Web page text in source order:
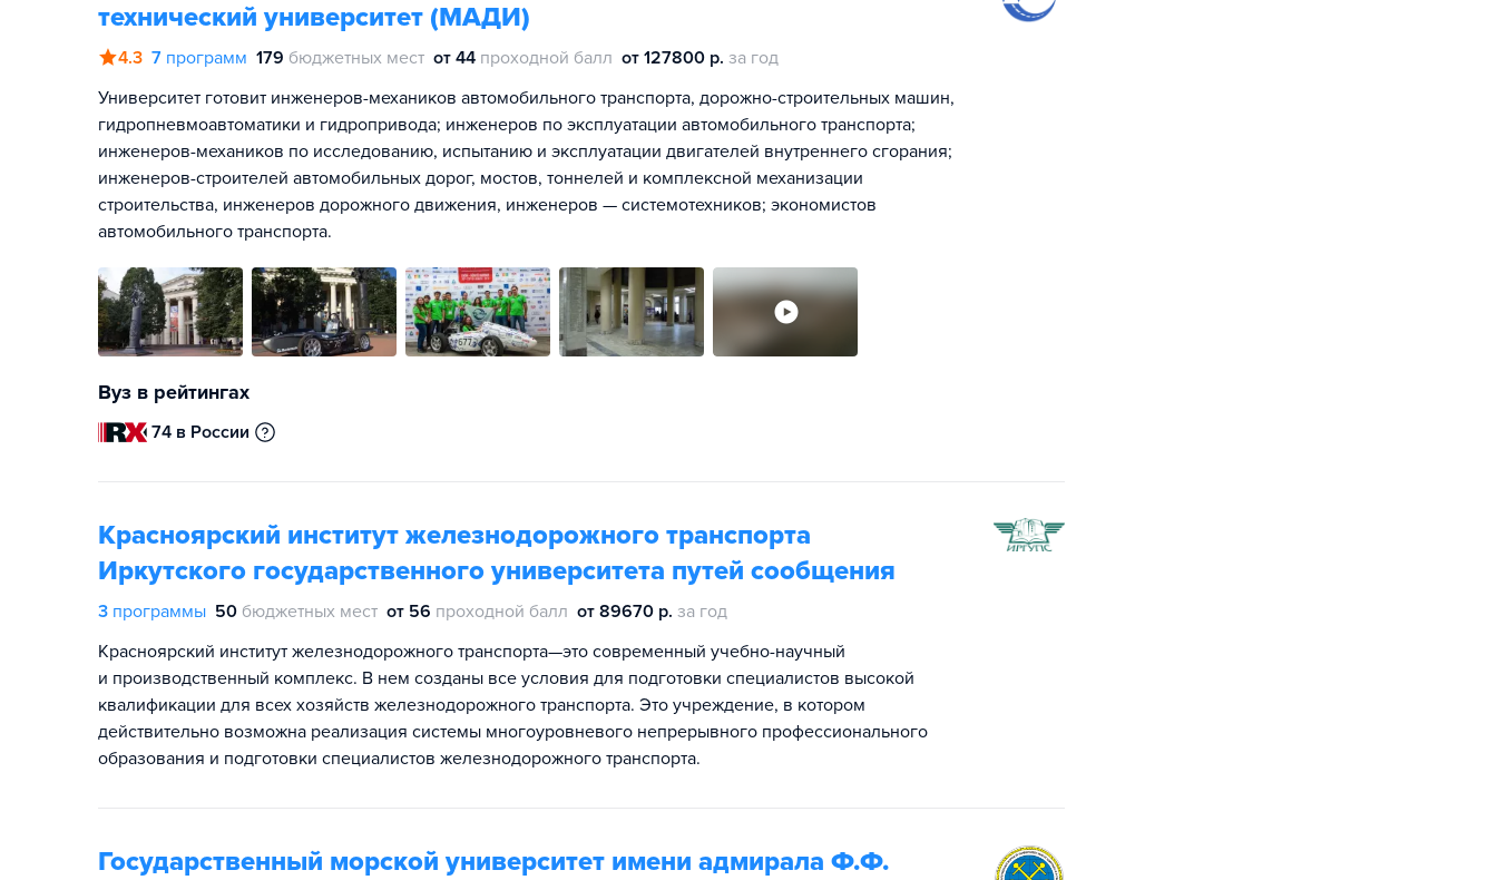
технический университет (МАДИ)
4.3 7 программ 179 бюджетных мест от 44 проходной балл от 127800 р. за год
Университет готовит инженеров-механиков автомобильного транспорта, дорожно-строительных машин,
гидропневмоавтоматики и гидропривода; инженеров по эксплуатации автомобильного транспорта;
инженеров-механиков по исследованию, испытанию и эксплуатации двигателей внутреннего сгорания;
инженеров-строителей автомобильных дорог, мостов, тоннелей и комплексной механизации
строительства, инженеров дорожного движения, инженеров — системотехников; экономистов
автомобильного транспорта.
Вуз в рейтингах
74 в России
Красноярский институт железнодорожного транспорта
Иркутского государственного университета путей сообщения
3 программы 50 бюджетных мест от 56 проходной балл от 89670 р. за год
Красноярский институт железнодорожного транспорта—это современный учебно-научный
и производственный комплекс. В нем созданы все условия для подготовки специалистов высокой
квалификации для всех хозяйств железнодорожного транспорта. Это учреждение, в котором
действительно возможна реализация системы многоуровневого непрерывного профессионального
образования и подготовки специалистов железнодорожного транспорта.
Государственный морской университет имени адмирала Ф.Ф.